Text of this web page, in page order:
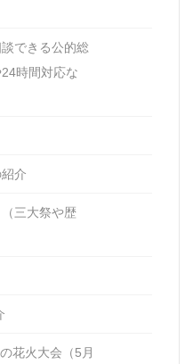
できる公的総
時間対応な
介
三大祭や歴
花火大会（5月